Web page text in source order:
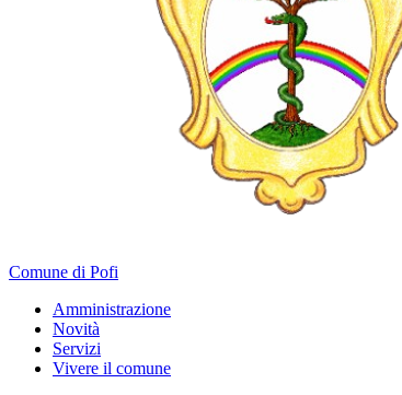
Comune di Pofi
Amministrazione
Novità
Servizi
Vivere il comune